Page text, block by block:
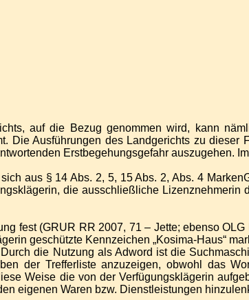
auf die Bezug genommen wird, kann
Die Ausführungen des Landgerichts zu
Erstbegehungsgefahr auszugehen.
aus § 14 Abs. 2, 5, 15 Abs. 2, Abs. 4
die ausschließliche
fest (GRUR RR 2007, 71 – Jette; ebenso
geschützte Kennzeichen „Kosima-Haus“
die Nutzung als Adword ist die
der Trefferliste anzuzeigen, obwohl das
Weise die von der Verfügungsklägerin
eigenen Waren bzw. Dienstleistungen